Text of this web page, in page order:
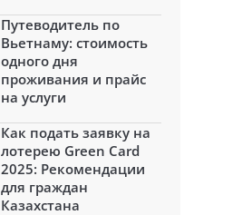
Путеводитель по
Вьетнаму: стоимость
одного дня
проживания и прайс
на услуги
Как подать заявку на
лотерею Green Card
2025: Рекомендации
для граждан
Казахстана